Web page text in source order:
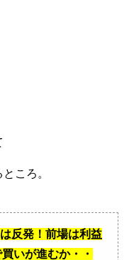
ころ。
反発！前場は利益
いが進むか・・